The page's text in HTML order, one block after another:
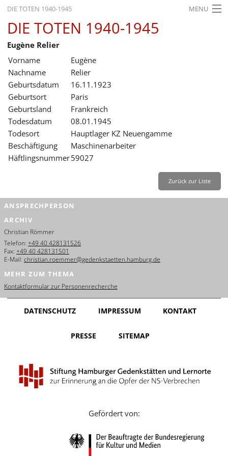
DIE TOTEN 1940-1945 MENU
STARTSEITE
AKTUELLES
AUSSTELLUNGEN
GESCHICHTE
BILDUNG
FORSCHUNG
SERVICE
Français
Dansk
Español
Nederlands
Português
Русский
Leichte Sprache
DIE TOTEN 1940-1945
Eugène Relier
Vorname
Eugène
Nachname
Relier
Geburtsdatum
16.11.1923
Geburtsort
Paris
Geburtsland
Frankreich
Todesdatum
08.01.1945
Todesort
Hauptlager KZ Neuengamme
Beschäftigung
Maschinenarbeiter
Häftlingsnummer59027
Zurück zur Liste
ANSPRECHPERSON
ARCHIV
Christian Römmer
Telefon: +49 40 428131526
Fax: +49 40 428131501
E-Mail: christian.roemmer@gedenkstaetten.hamburg.de
MEHR ZUM THEMA
Kontaktformular zur Personenrecherche
DATENSCHUTZ IMPRESSUM KONTAKT
PRESSE SITEMAP
Gefördert von: